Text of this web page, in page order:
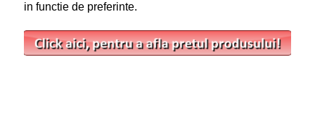
in functie de preferinte.